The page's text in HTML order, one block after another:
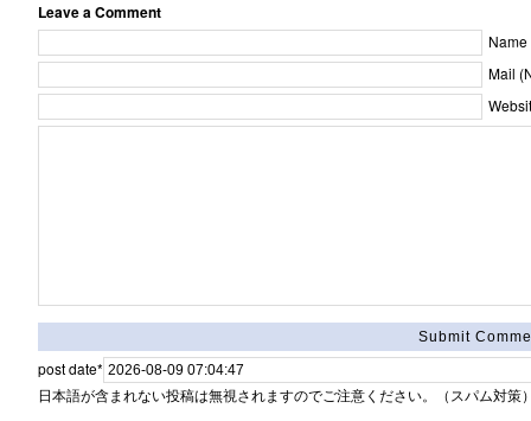
Leave a Comment
Mail
post date*
日本語が含まれない投稿は無視されますのでご注意ください。（スパム対策